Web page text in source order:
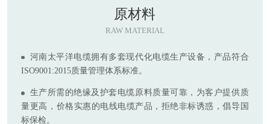
原材料
RAW MATERIAL
河南太平洋电缆拥有多套现代化电缆生产设备，产品符合
ISO9001:2015质量管理体系标准。
生产所需的绝缘及护套电缆原料质量可靠，为客户提供质
量更高，价格实惠的电线电缆产品，拒绝非标诱惑，倡导国
标保检。